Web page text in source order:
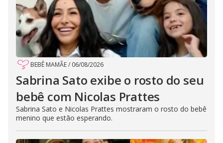
BEBÊ MAMÃE/ 06/08/2026
Sabrina Sato exibe o rosto do seu
bebê com Nicolas Prattes
Sabrina Sato e Nicolas Prattes mostraram o rosto do bebê
menino que estão esperando.